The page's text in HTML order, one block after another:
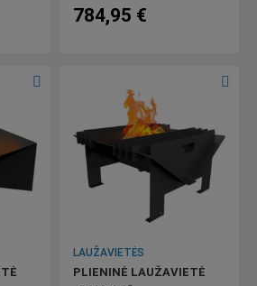
784,95 €
LAUŽAVIETĖS
PLIENINĖ LAUŽAVIETĖ